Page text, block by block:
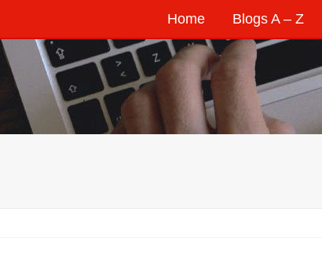
Home Blogs A – Z